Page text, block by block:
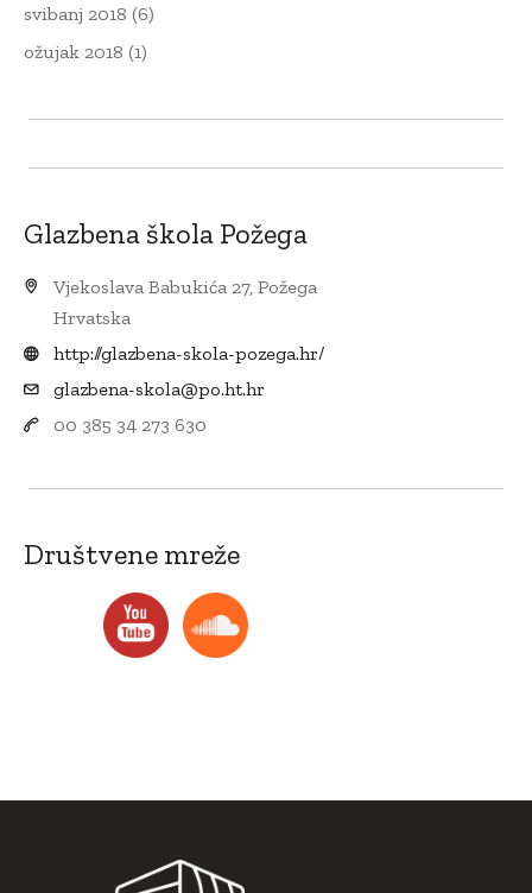
svibanj 2018 (6)
ožujak 2018 (1)
Glazbena škola Požega
Vjekoslava Babukića 27, Požega
Hrvatska
http://glazbena-skola-pozega.hr/
glazbena-skola@po.ht.hr
00 385 34 273 630
Društvene mreže